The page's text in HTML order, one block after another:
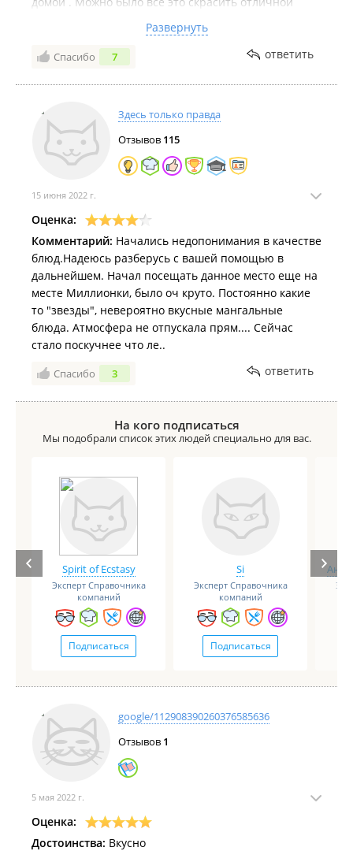
нет..нормально, вроде вкусно. Это моё личное
мнение, но думаю, что поделится им необходимо.
Развернуть
Спасибо 7 ответить
Здесь только правда
Отзывов 115
15 июня 2022 г.
Оценка:
Комментарий: Начались недопонимания в качестве
блюд.Надеюсь разберусь с вашей помощью в
дальнейшем. Начал посещать данное место еще на
месте Миллионки, было оч круто. Постоянно какие
то "звезды", невероятно вкусные мангальные
блюда. Атмосфера не отпускала прям.... Сейчас
стало поскучнее что ле..
Спасибо 3 ответить
На кого подписаться
Мы подобрали список этих людей специально для вас.
Spirit of Ecstasy
Эксперт Справочника
компаний
Подписаться
Si
Эксперт Справочника
компаний
Подписаться
google/112908390260376585636
Отзывов 1
5 мая 2022 г.
Оценка:
Достоинства: Вкусно